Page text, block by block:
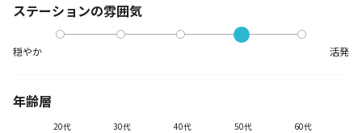
ステーションの雰囲気
穏やか 活発
年齢層
20代 30代 40代 50代 60代